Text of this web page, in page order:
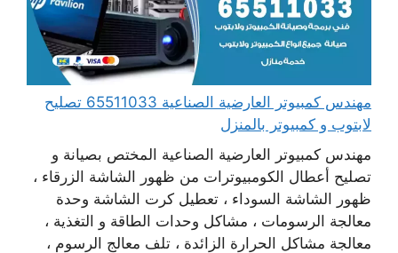
مهندس كمبيوتر العارضية الصناعية 65511033 تصليح
لابتوب و كمبيوتر بالمنزل
مهندس كمبيوتر العارضية الصناعية المختص بصيانة و
تصليح أعطال الكومبيوترات من ظهور الشاشة الزرقاء ،
ظهور الشاشة السوداء ، تعطيل كرت الشاشة وحدة
معالجة الرسومات ، مشاكل وحدات الطاقة و التغذية ،
معالجة مشاكل الحرارة الزائدة ، تلف معالج الرسوم ،